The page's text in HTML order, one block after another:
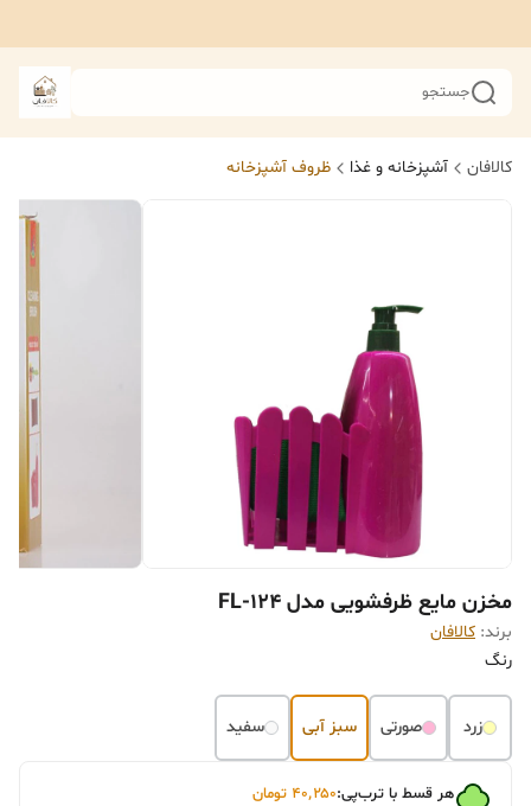
جستجو
کالافان آشپزخانه و غذا ظروف آشپزخانه
مخزن مایع ظرفشویی مدل FL-124
برند: کالافان
رنگ
زرد صورتی سبز آبی سفید
هر قسط با ترب‌پی:۴۰٬۲۵۰ تومان